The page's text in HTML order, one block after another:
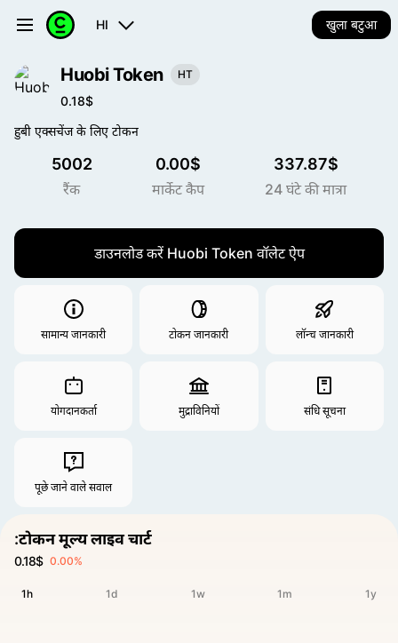
HI खुला बटुआ
Huobi Token HT
0.18$
हुबी एक्सचेंज के लिए टोकन
5002
रैंक
0.00$
मार्केट कैप
337.87$
24 घंटे की मात्रा
डाउनलोड करें Huobi Token वॉलेट ऐप
सामान्य जानकारी टोकन जानकारी लॉन्च जानकारी
योगदानकर्ता मुद्राविनियों संधि सूचना
पूछे जाने वाले सवाल
:टोकन मूल्य लाइव चार्ट
0.18$ 0.00%
1h 1d 1w 1m 1y